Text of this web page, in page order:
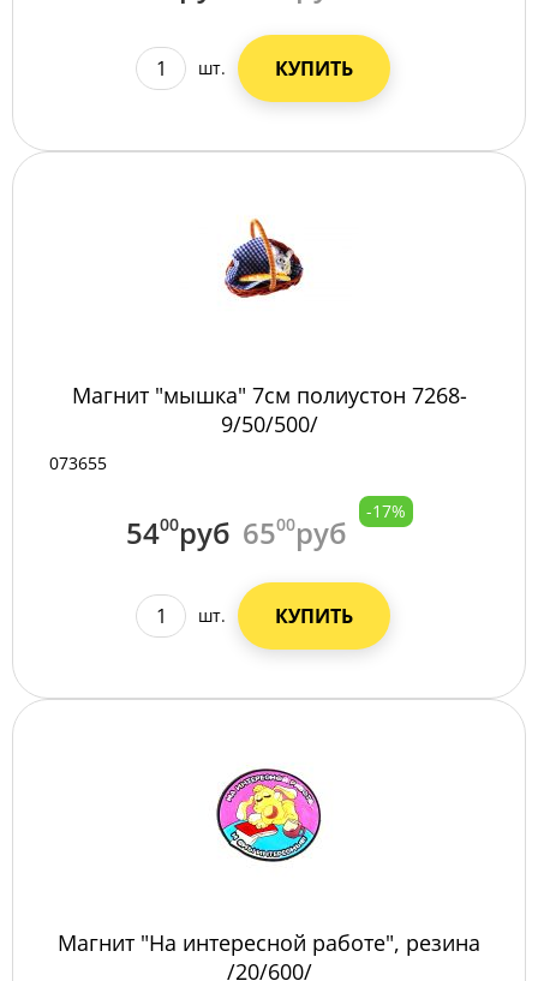
шт. КУПИТЬ
Магнит "мышка" 7см полиустон 7268-
9/50/500/
073655
5400руб 6500руб
-17%
шт. КУПИТЬ
Магнит "На интересной работе", резина
/20/600/